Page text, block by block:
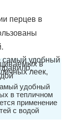
перцев в
удобный
в тепличном
применение
с водой